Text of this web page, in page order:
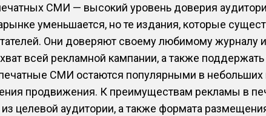
СМИ — высокий уровень доверия
уменьшается, но те издания, которые
Они доверяют своему любимому журналу
всей рекламной кампании, а также
СМИ остаются популярными в небольших
продвижения. К преимуществам рекламы в
целевой аудитории, а также формата